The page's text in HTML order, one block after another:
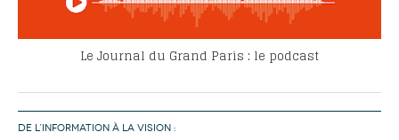
Le Journal du Grand Paris : le podcast
DE L’INFORMATION À LA VISION :